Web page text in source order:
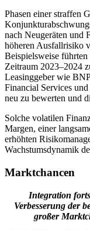
Phasen einer straffen
nach Neugeräten und
höheren Ausfallrisiko
Beispielsweise
Zeitraum 2023–2024
Leasinggeber wie
Financial Services
neu zu bewerten und
Solche volatilen
Margen, einer
erhöhten
Wachstumsdynamik
Marktchancen
Integration
Verbesserung der
großer